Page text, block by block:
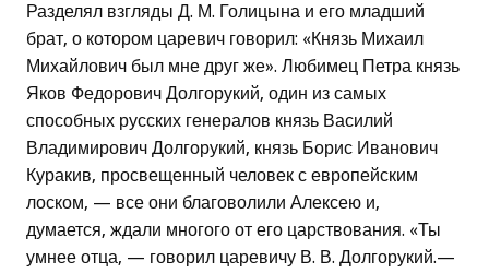
Разделял взгляды Д. М. Голицына и его младший
брат, о котором царевич говорил: «Князь Михаил
Михайлович был мне друг же». Любимец Петра князь
Яков Федорович Долгорукий, один из самых
способных русских генералов князь Василий
Владимирович Долгорукий, князь Борис Иванович
Куракив, просвещенный человек с европейским
лоском, — все они благоволили Алексею и,
думается, ждали многого от его царствования. «Ты
умнее отца, — говорил царевичу В. В. Долгорукий.—